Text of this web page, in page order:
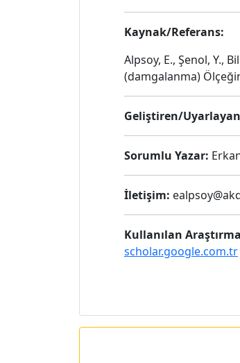
Kaynak/Referans:
Alpsoy, E., Şenol, Y.,
(damgalanma)
Geliştiren/
Sorumlu Yazar:
İletişim:
Kullanılan
scholar.google.com.tr